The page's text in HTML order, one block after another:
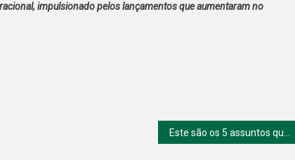
impulsionado pelos lançamentos que aumentaram no